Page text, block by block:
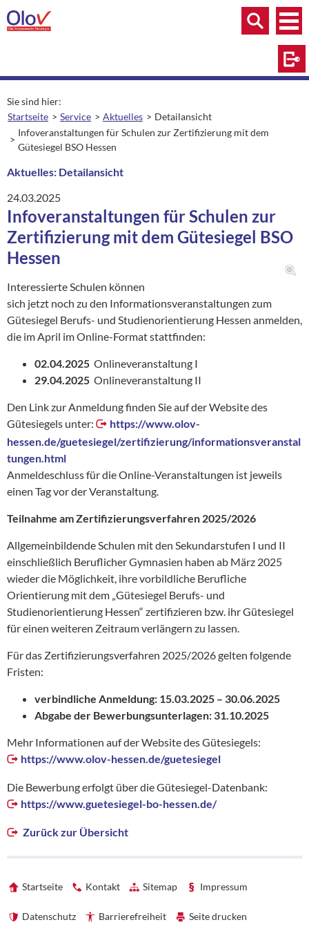
Zum Inhalt springen
Menü
Menü
Suche
Sie sind hier:
Startseite
Service Aktuelles aktuelle Seite:
Detailansicht
Infoveranstaltungen für Schulen zur Zertifizierung mit dem
Gütesiegel BSO Hessen
Aktuelles: Detailansicht
24.03.2025
Infoveranstaltungen für Schulen zur
Zertifizierung mit dem Gütesiegel BSO
Hessen
Interessierte Schulen können
sich jetzt noch zu den Informationsveranstaltungen zum
Gütesiegel Berufs- und Studienorientierung Hessen anmelden,
die im April im Online-Format stattfinden:
02.04.2025 Onlineveranstaltung I
29.04.2025 Onlineveranstaltung II
Den Link zur Anmeldung finden Sie auf der Website des
Gütesiegels unter:
https://www.olov-
hessen.de/guetesiegel/zertifizierung/informationsveranstal
tungen.html
Anmeldeschluss für die Online-Veranstaltungen ist jeweils
einen Tag vor der Veranstaltung.
Teilnahme am Zertifizierungsverfahren 2025/2026
Allgemeinbildende Schulen mit den Sekundarstufen I und II
einschließlich Beruflicher Gymnasien haben ab März 2025
wieder die Möglichkeit, ihre vorbildliche Berufliche
Orientierung mit dem „Gütesiegel Berufs- und
Studienorientierung Hessen“ zertifizieren bzw. ihr Gütesiegel
für einen weiteren Zeitraum verlängern zu lassen.
Für das Zertifizierungsverfahren 2025/2026 gelten folgende
Fristen:
verbindliche Anmeldung: 15.03.2025 – 30.06.2025
Abgabe der Bewerbungsunterlagen: 31.10.2025
Mehr Informationen auf der Website des Gütesiegels:
https://www.olov-hessen.de/guetesiegel
Die Bewerbung erfolgt über die Gütesiegel-Datenbank:
https://www.guetesiegel-bo-hessen.de/
Zurück zur Übersicht
Startseite Kontakt Sitemap Impressum
Datenschutz Barrierefreiheit Seite drucken